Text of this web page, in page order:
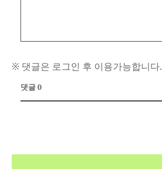
※ 댓글은 로그인 후 이용가능합니다.
댓글 0